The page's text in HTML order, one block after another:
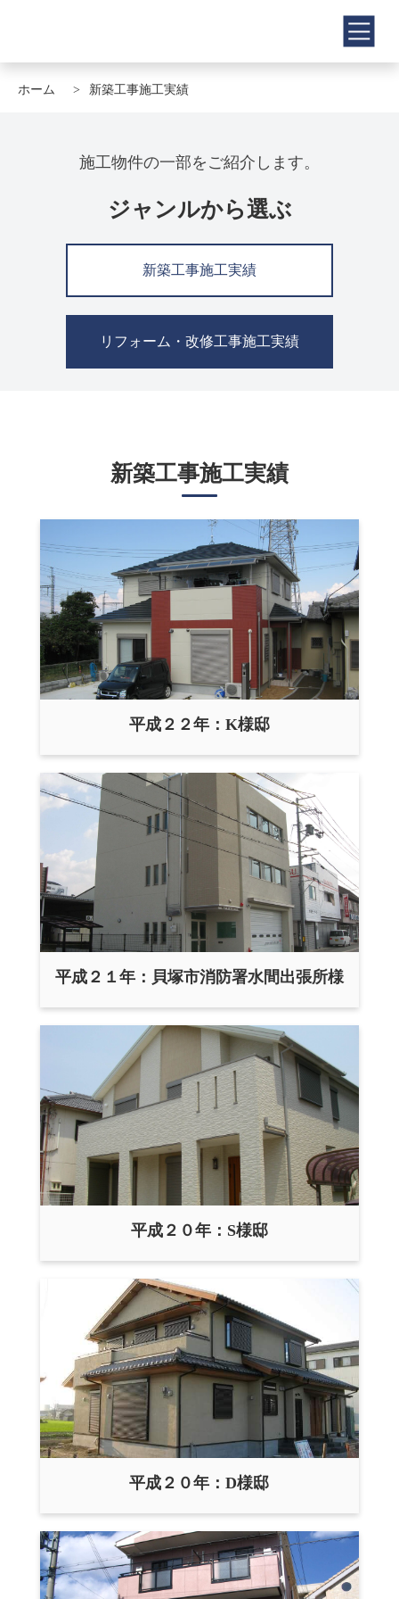
ホーム 新築工事施工実績
施工物件の一部をご紹介します。
ジャンルから選ぶ
新築工事施工実績
リフォーム・改修工事施工実績
新築工事施工実績
平成２２年：K様邸
平成２１年：貝塚市消防署水間出張所様
平成２０年：S様邸
平成２０年：D様邸